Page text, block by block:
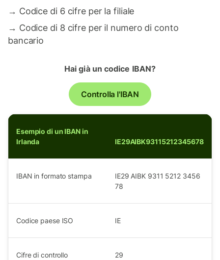
→ Codice di 6 cifre per la filiale
→ Codice di 8 cifre per il numero di conto
bancario
Hai già un codice IBAN?
Controlla l'IBAN
Esempio di un IBAN in
Irlanda
IE29AIBK93115212345678
IBAN in formato stampa
IE29 AIBK 9311 5212 3456
78
Codice paese ISO IE
Cifre di controllo 29